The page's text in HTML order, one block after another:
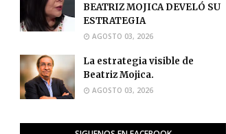
BEATRIZ MOJICA DEVELÓ SU
ESTRATEGIA
AGOSTO 03, 2026
La estrategia visible de
Beatriz Mojica.
AGOSTO 03, 2026